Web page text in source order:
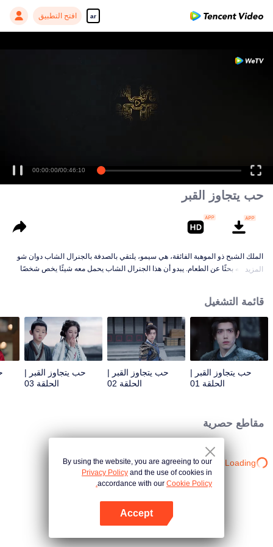
ar افتح التطبيق
00:00:00/00:46:10
حب يتجاوز القبر
الملك الشبح ذو الموهبة الفائقة، هي سيمو، يلتقي بالصدفة بالجنرال الشاب دوان شو
أثناء تنقله بحثًا عن الطعام. يبدو أن هذا الجنرال الشاب يحمل معه شيئًا يخص شخصًا
يخفيها دوان شو في قلبه. وفي المقابل، يكتشف دوان شو القوة الروحية والوحدة التي
عاشها هي سيمو طوال حياته. رغم أن عمر الإنسان العادي قصير جدًا، لا يتجاوز المائة
عام، بينما الملك الشبح الذي عمره أربعمائة عام لا يزال يحتفظ بمظهر فتاة شابة، إلا
أنهما يستطيعان مقاومة مرور الزمن من خلال حبهما المتين.
المزيد
قائمة التشغيل
حب يتجاوز القبر |
الحلقة 01
حب يتجاوز القبر |
الحلقة 02
حب يتجاوز القبر |
الحلقة 03
مقاطع حصرية
Loading…
By using the website, you are agreeing to our
Privacy Policy and the use of cookies in
accordance with our Cookie Policy.
Accept